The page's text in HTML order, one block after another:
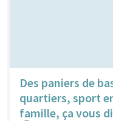
Des paniers de
quartiers, sport
famille, ça vous